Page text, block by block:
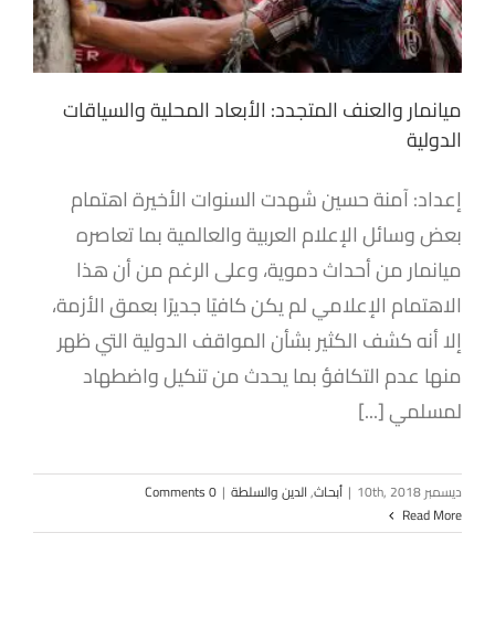
ميانمار والعنف المتجدد: الأبعاد المحلية والسياقات
الدولية
إعداد: آمنة حسين شهدت السنوات الأخيرة اهتمام
بعض وسائل الإعلام العربية والعالمية بما تعاصره
ميانمار من أحداث دموية، وعلى الرغم من أن هذا
الاهتمام الإعلامي لم يكن كافيًا جديرًا بعمق الأزمة،
إلا أنه كشف الكثير بشأن المواقف الدولية التي ظهر
منها عدم التكافؤ بما يحدث من تنكيل واضطهاد
لمسلمي [...]
ديسمبر 10th, 2018 | أبحاث,الدين والسلطة |
0 Comments
Read More